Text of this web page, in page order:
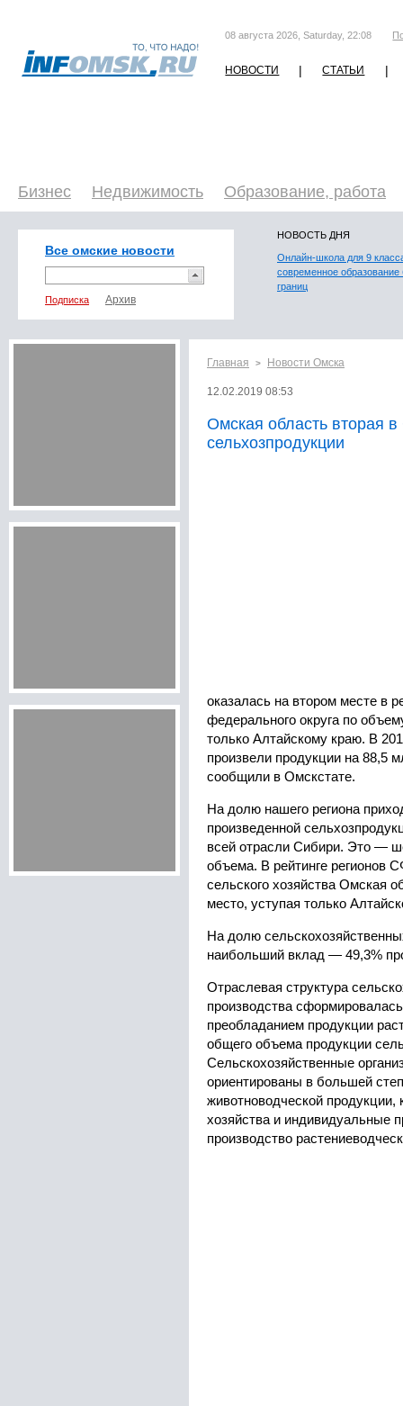
08 августа 2026, Saturday, 22:08
НОВОСТИ | СТАТЬИ |
Бизнес Недвижимость Образование, работа
Все омские новости
Подписка
НОВОСТЬ ДНЯ
Онлайн-школа для 9
современное образование
границ
Главная > Новости Омска
12.02.2019 08:53
Омская область вторая
сельхозпродукции
оказалась на втором месте в
федерального округа по
только Алтайскому краю. В
произвели продукции на 88,5
сообщили в Омскстате.
На долю нашего региона
произведенной
всей отрасли Сибири. Это —
объема. В рейтинге регионов
сельского хозяйства Омская
место, уступая только
На долю
наибольший вклад — 49,3%
Отраслевая структура
производства
преобладанием продукции
общего объема продукции
Сельскохозяйственные
ориентированы в большей
животноводческой продукции,
хозяйства и индивидуальные
производство